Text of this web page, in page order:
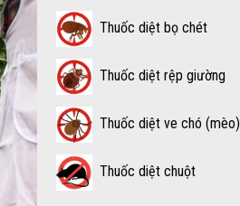
Thuốc diệt bọ chét
Thuốc diệt rệp giường
Thuốc diệt ve chó (mèo)
Thuốc diệt chuột